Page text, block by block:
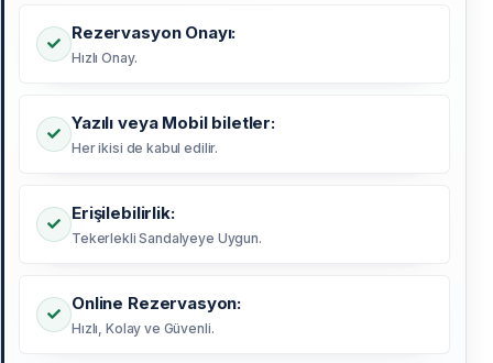
Rezervasyon Onayı:
Hızlı Onay.
Yazılı veya Mobil biletler:
Her ikisi de kabul edilir.
Erişilebilirlik:
Tekerlekli Sandalyeye Uygun.
Online Rezervasyon:
Hızlı, Kolay ve Güvenli.